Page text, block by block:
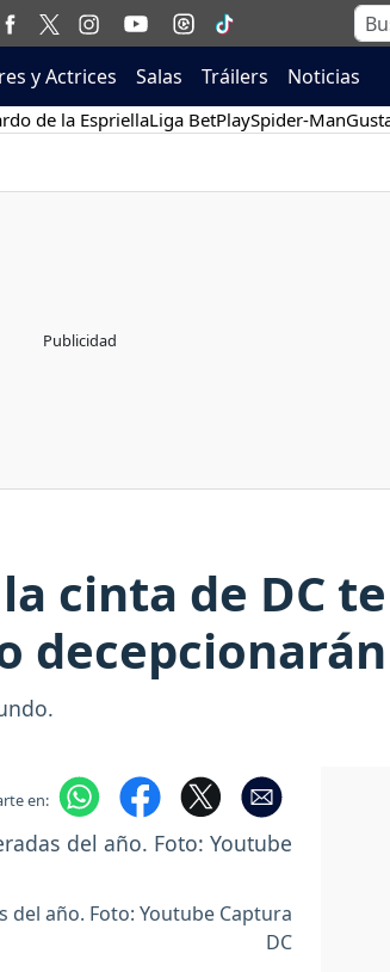
y Actrices Salas Tráilers Noticias
de la EspriellaLiga BetPlaySpider-Man
cinta de DC
en:
del año. Foto: Youtube Captura
DC